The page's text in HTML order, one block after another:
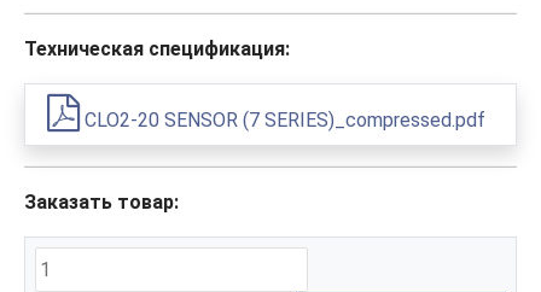
Техническая спецификация:
CLO2-20 SENSOR (7 SERIES)_compressed.pdf
Заказать товар: